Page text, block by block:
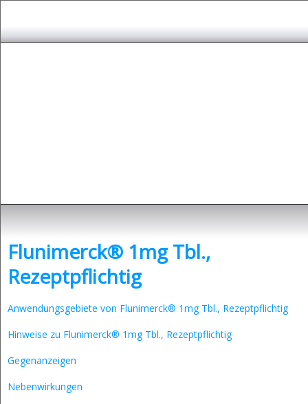
Flunimerck® 1mg Tbl.,
Rezeptpflichtig
Anwendungsgebiete von Flunimerck® 1mg Tbl., Rezeptpflichtig
Hinweise zu Flunimerck® 1mg Tbl., Rezeptpflichtig
Gegenanzeigen
Nebenwirkungen